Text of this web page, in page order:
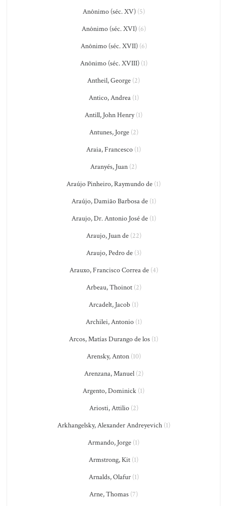
Anônimo (séc. XV)(5)
Anônimo (séc. XVI)(6)
Anônimo (séc. XVII)(6)
Anônimo (séc. XVIII)(1)
Antheil, George (2)
Antico, Andrea(1)
Antill, John Henry(1)
Antunes, Jorge(2)
Araia, Francesco (1)
Aranyés, Juan (2)
Araújo Pinheiro, Raymundo de (1)
Araújo, Damião Barbosa de(1)
Araujo, Dr. Antonio José de(1)
Araujo, Juan de(22)
Araujo, Pedro de(3)
Arauxo, Francisco Correa de(4)
Arbeau, Thoinot(2)
Arcadelt, Jacob (1)
Archilei, Antonio(1)
Arcos, Matías Durango de los (1)
Arensky, Anton(10)
Arenzana, Manuel(2)
Argento, Dominick (1)
Ariosti, Attilio(2)
Arkhangelsky, Alexander Andreyevich(1)
Armando, Jorge (1)
Armstrong, Kit (1)
Arnalds, Olafur(1)
Arne, Thomas (7)